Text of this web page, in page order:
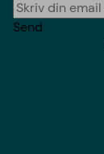
Send